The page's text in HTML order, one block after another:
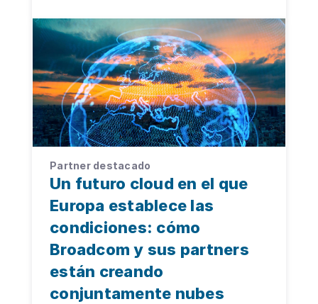
Partner destacado
Un futuro cloud en el que
Europa establece las
condiciones: cómo
Broadcom y sus partners
están creando
conjuntamente nubes